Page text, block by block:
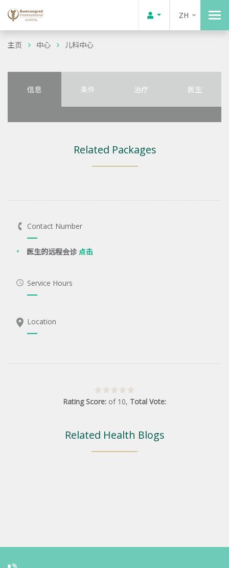
ZH
主页 中心 儿科中心
信息 条件 治疗 医生
Related Packages
Contact Number
医生的远程会诊点击
Service Hours
Location
Rating Score: of 10, Total Vote:
Related Health Blogs